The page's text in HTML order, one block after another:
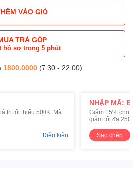
VÀO GIỎ
TRẢ GÓP
hồ sơ trong 5 phút
1800.0000(7:30 - 22:00)
trị tối thiểu 500K. Mã
Điều kiện
NHẬP MÃ:
Giảm 15% cho
giảm tối đa
Sao chép